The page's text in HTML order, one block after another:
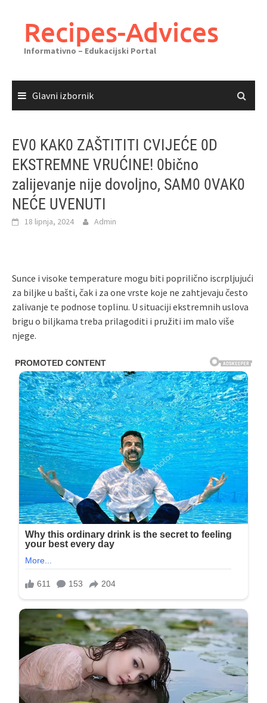
sadržajaRecipes-Advices
Informativno – Edukacijski Portal
Glavni izbornik
EV0 KAK0 ZAŠTITITI CVIJEĆE 0D
EKSTREMNE VRUĆINE! 0bično
zalijevanje nije dovoljno, SAM0 0VAK0
NEĆE UVENUTI
18 lipnja, 2024 Admin
Sunce i visoke temperature mogu biti poprilično iscrpljujući
za biljke u bašti, čak i za one vrste koje ne zahtjevaju često
zalivanje te podnose toplinu. U situaciji ekstremnih uslova
brigu o biljkama treba prilagoditi i pružiti im malo više
njege.